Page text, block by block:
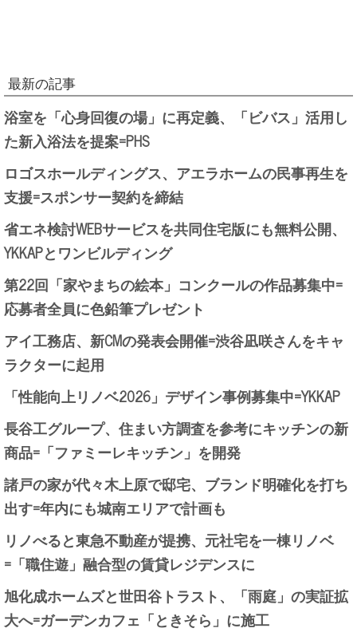
最新の記事
浴室を「心身回復の場」に再定義、「ビバス」活用し
た新入浴法を提案=PHS
ロゴスホールディングス、アエラホームの民事再生を
支援=スポンサー契約を締結
省エネ検討WEBサービスを共同住宅版にも無料公開、
YKKAPとワンビルディング
第22回「家やまちの絵本」コンクールの作品募集中=
応募者全員に色鉛筆プレゼント
アイ工務店、新CMの発表会開催=渋谷凪咲さんをキャ
ラクターに起用
「性能向上リノベ2026」デザイン事例募集中=YKKAP
長谷工グループ、住まい方調査を参考にキッチンの新
商品=「ファミーレキッチン」を開発
諸戸の家が代々木上原で邸宅、ブランド明確化を打ち
出す=年内にも城南エリアで計画も
リノべると東急不動産が提携、元社宅を一棟リノベ
=「職住遊」融合型の賃貸レジデンスに
旭化成ホームズと世田谷トラスト、「雨庭」の実証拡
大へ=ガーデンカフェ「ときそら」に施工